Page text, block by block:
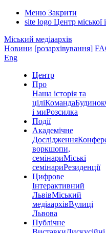
Меню Закрити
site logo Центр міської
Міський медіаархів
Новини [розархівування]
Eng
Центр
Про
Наша історія та
ціліКомандаБудинок
і миРозсилка
Події
Академічне
Дослідження
воркшопи,
семінариМіські
семінариРезиденції
Цифрове
Інтерактивний
ЛьвівМіський
медіаархівВулиці
Львова
Публічне